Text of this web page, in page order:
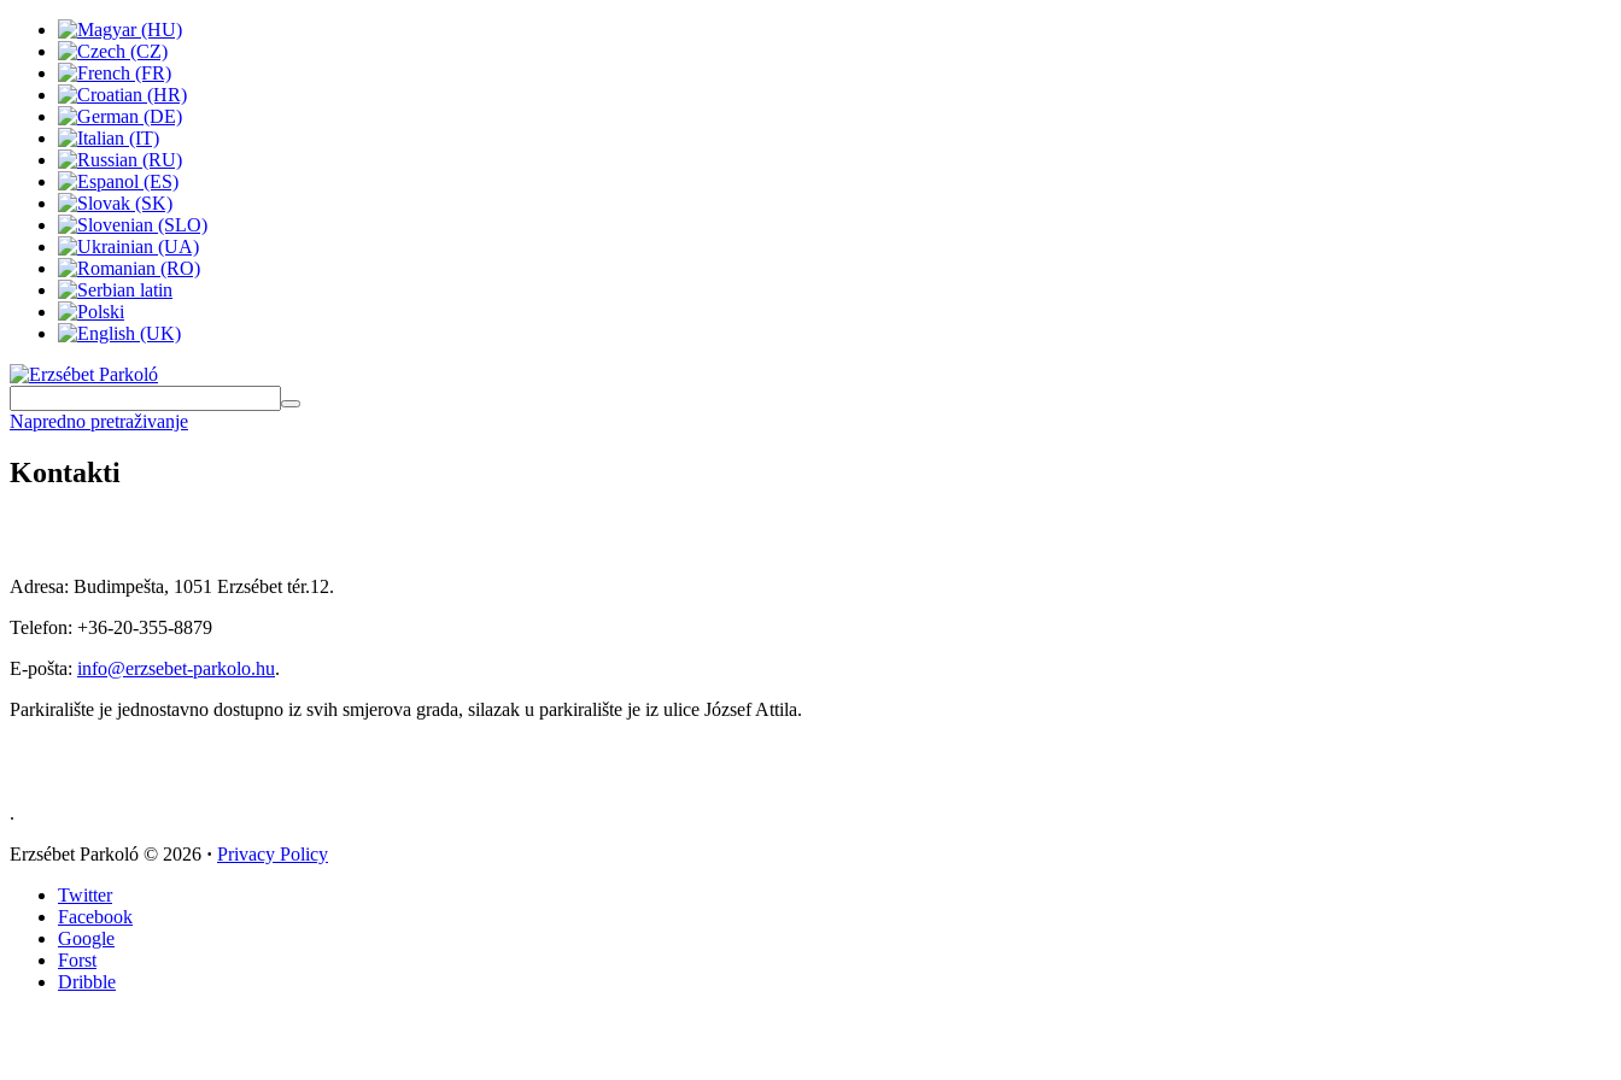
Napredno pretraživanje
Kontakti
Adresa: Budimpešta, 1051 Erzsébet tér.12.
Telefon: +36-20-355-8879
E-pošta: info@erzsebet-parkolo.hu.
Parkiralište je jednostavno dostupno iz svih smjerova grada, silazak u parkiralište je iz ulice József Attila.
.
Erzsébet Parkoló © 2026 · Privacy Policy
Twitter
Facebook
Google
Forst
Dribble